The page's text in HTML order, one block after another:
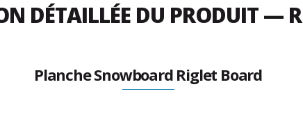
DÉTAILLÉE DU PRODUIT —
Planche Snowboard Riglet Board